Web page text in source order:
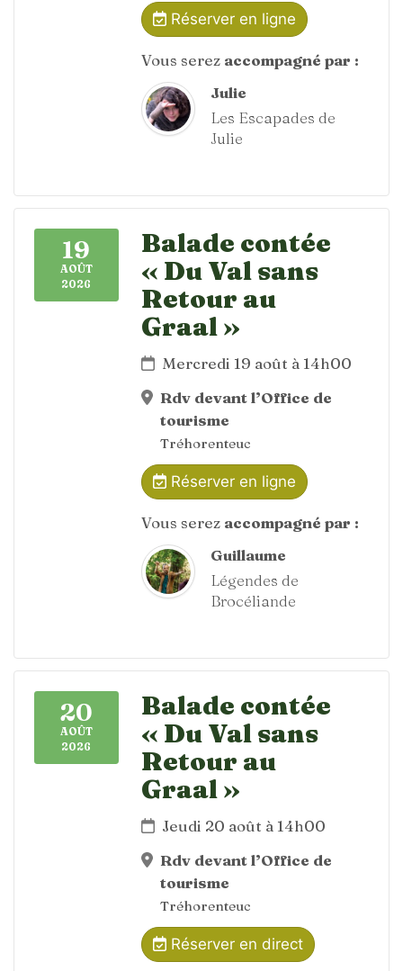
Réserver en ligne
Vous serez accompagné par :
Julie
Les Escapades de
Julie
19
AOÛT
2026
Balade contée
« Du Val sans
Retour au
Graal »
Mercredi 19 août à 14h00
Rdv devant l’Office de
tourisme
Tréhorenteuc
Réserver en ligne
Vous serez accompagné par :
Guillaume
Légendes de
Brocéliande
20
AOÛT
2026
Balade contée
« Du Val sans
Retour au
Graal »
Jeudi 20 août à 14h00
Rdv devant l’Office de
tourisme
Tréhorenteuc
Réserver en direct